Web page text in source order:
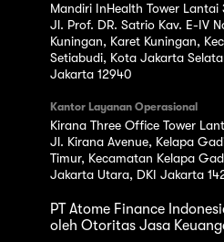
Mandiri InHealth Tower Lantai
Jl. Prof. DR. Satrio Kav. E-IV
Kuningan, Karet Kuningan,
Setiabudi, Kota Jakarta
Jakarta 12940
Kantor Layanan Operasional
Kirana Three Office Tower
Jl. Kirana Avenue, Kelapa
Timur, Kecamatan Kelapa
Jakarta Utara, DKI Jakarta
PT Atome Finance
oleh Otoritas Jasa